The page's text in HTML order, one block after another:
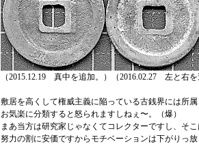
（2015.12.19 真中を追加。）（2016.02.27 左と右
敷居を高くして権威主義に陥っている古銭界には所
お気楽に分類すると怒られますしねぇ〜。（爆）
まあ当方は研究家じゃなくてコレクターですし、そ
努力の割に安価ですからモチベーションは下がりっ